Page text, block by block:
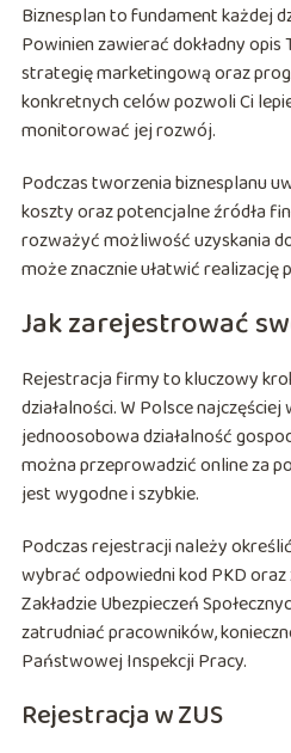
Biznesplan to fundament każdej
Powinien zawierać dokładny
strategię marketingową oraz
konkretnych celów pozwoli Ci
monitorować jej rozwój.
Podczas tworzenia biznesplanu
koszty oraz potencjalne źródła
rozważyć możliwość uzyskania
może znacznie ułatwić realizację
Jak zarejestrować
Rejestracja firmy to kluczowy
działalności. W Polsce
jednoosobowa działalność
można przeprowadzić online za
jest wygodne i szybkie.
Podczas rejestracji należy
wybrać odpowiedni kod PKD
Zakładzie Ubezpieczeń
zatrudniać pracowników,
Państwowej Inspekcji Pracy.
Rejestracja w ZUS